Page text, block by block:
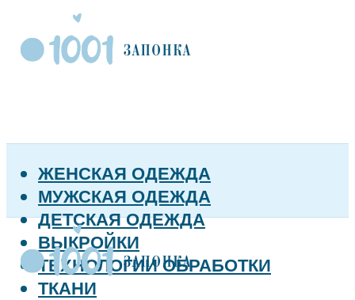
ЖЕНСКАЯ ОДЕЖДА
МУЖСКАЯ ОДЕЖДА
ДЕТСКАЯ ОДЕЖДА
ВЫКРОЙКИ
ТЕХНОЛОГИИ ОБРАБОТКИ
ТКАНИ